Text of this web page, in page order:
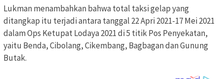
Lukman menambahkan bahwa total taksi gelap yang
ditangkap itu terjadi antara tanggal 22 Apri 2021-17 Mei 2021
dalam Ops Ketupat Lodaya 2021 di 5 titik Pos Penyekatan,
yaitu Benda, Cibolang, Cikembang, Bagbagan dan Gunung
Butak.